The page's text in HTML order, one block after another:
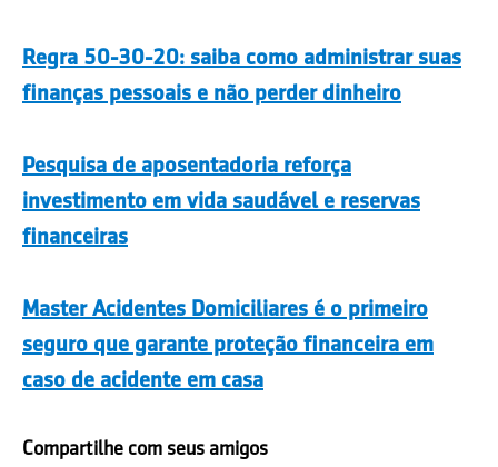
Regra 50-30-20: saiba como administrar suas
finanças pessoais e não perder dinheiro
Pesquisa de aposentadoria reforça
investimento em vida saudável e reservas
financeiras
Master Acidentes Domiciliares é o primeiro
seguro que garante proteção financeira em
caso de acidente em casa
Compartilhe com seus amigos